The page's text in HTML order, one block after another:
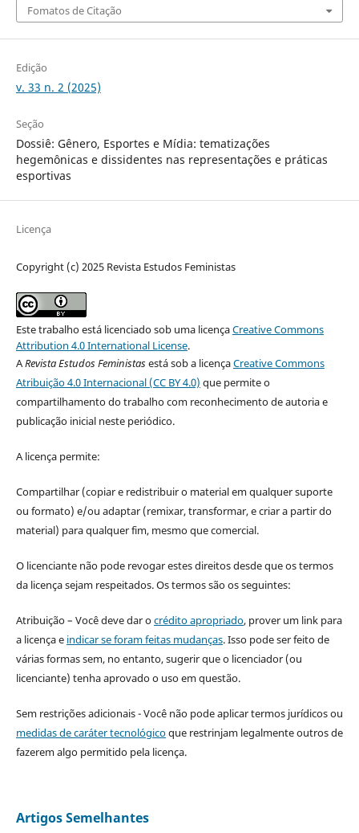
Fomatos de Citação
Edição
v. 33 n. 2 (2025)
Seção
Dossiê: Gênero, Esportes e Mídia: tematizações
hegemônicas e dissidentes nas representações e práticas
esportivas
Licença
Copyright (c) 2025 Revista Estudos Feministas
Este trabalho está licenciado sob uma licençaCreative Commons
Attribution 4.0 International License.
ARevista Estudos Feministasestá sob a licençaCreative Commons
Atribuição 4.0 Internacional (CC BY 4.0) que permite o
compartilhamento do trabalho com reconhecimento de autoria e
publicação inicial neste periódico.
A licença permite:
Compartilhar (copiar e redistribuir o material em qualquer suporte
ou formato) e/ou adaptar (remixar, transformar, e criar a partir do
material) para qualquer fim, mesmo que comercial.
O licenciante não pode revogar estes direitos desde que os termos
da licença sejam respeitados. Os termos são os seguintes:
Atribuição – Você deve dar ocrédito apropriado, prover um link para
a licença e indicar se foram feitas mudanças. Isso pode ser feito de
várias formas sem, no entanto, sugerir que o licenciador (ou
licenciante) tenha aprovado o uso em questão.
Sem restrições adicionais - Você não pode aplicar termos jurídicos ou
medidas de caráter tecnológicoque restrinjam legalmente outros de
fazerem algo permitido pela licença.
Artigos Semelhantes